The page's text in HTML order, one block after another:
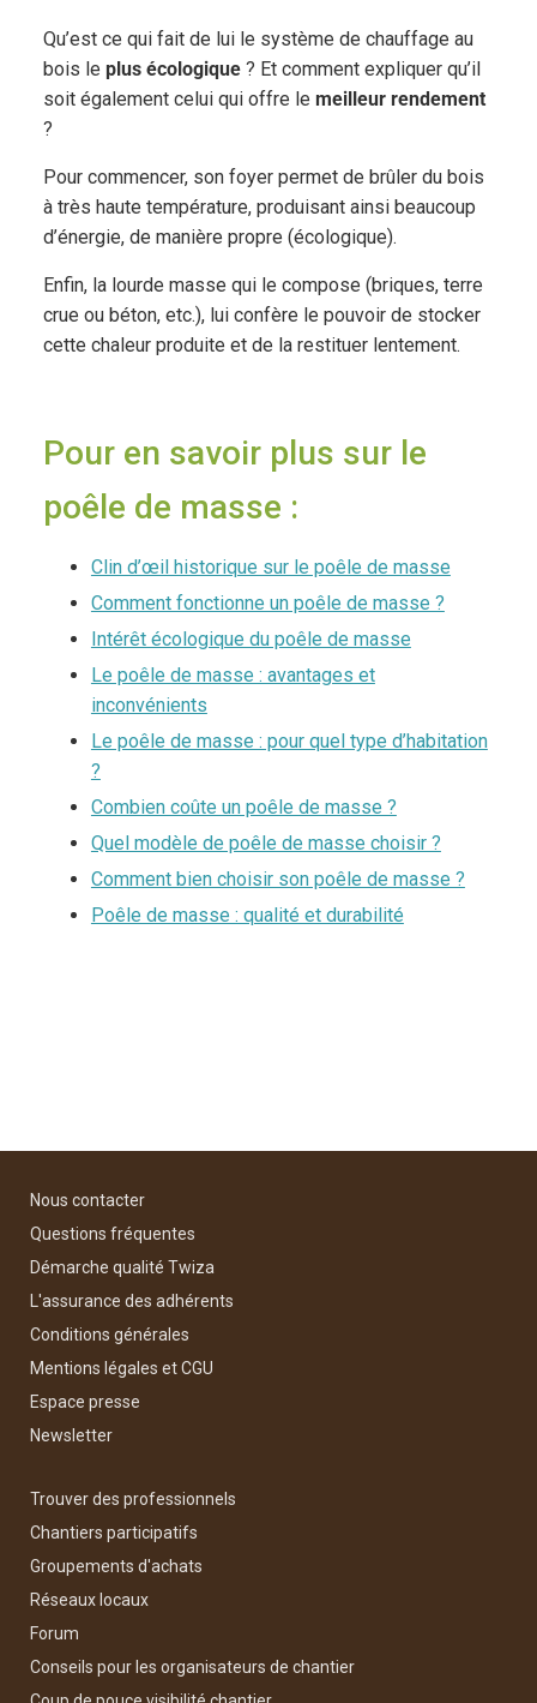
Qu’est ce qui fait de lui le système de chauffage au
bois le plus écologique? Et comment expliquer qu’il
soit également celui qui offre le meilleur rendement
?
Pour commencer, son foyer permet de brûler du bois
à très haute température, produisant ainsi beaucoup
d’énergie, de manière propre (écologique).
Enfin, la lourde masse qui le compose (briques, terre
crue ou béton, etc.), lui confère le pouvoir de stocker
cette chaleur produite et de la restituer lentement.
Pour en savoir plus sur le
poêle de masse :
Clin d’œil historique sur le poêle de masse
Comment fonctionne un poêle de masse ?
Intérêt écologique du poêle de masse
Le poêle de masse : avantages et
inconvénients
Le poêle de masse : pour quel type d’habitation
?
Combien coûte un poêle de masse ?
Quel modèle de poêle de masse choisir ?
Comment bien choisir son poêle de masse ?
Poêle de masse : qualité et durabilité
Nous contacter
Questions fréquentes
Démarche qualité Twiza
L'assurance des adhérents
Conditions générales
Mentions légales et CGU
Espace presse
Newsletter
Trouver des professionnels
Chantiers participatifs
Groupements d'achats
Réseaux locaux
Forum
Conseils pour les organisateurs de chantier